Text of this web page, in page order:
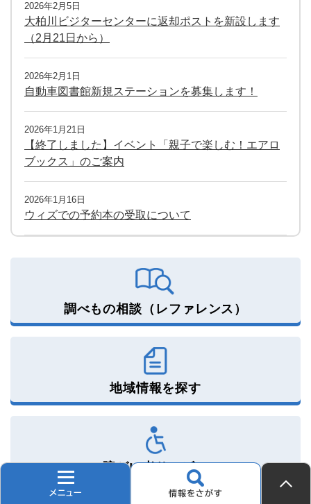
2026年2月5日
大柏川ビジターセンターに返却ポストを新設します
（2月21日から）
2026年2月1日
自動車図書館新規ステーションを募集します！
2026年1月21日
【終了しました】イベント「親子で楽しむ！エアロ
ブックス」のご案内
2026年1月16日
ウィズでの予約本の受取について
調べもの相談（レファレンス）
地域情報を探す
障がい者サービス